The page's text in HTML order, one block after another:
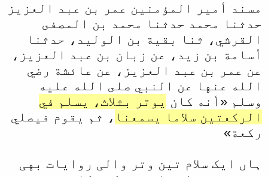
مسند أمير المؤمنين عمر بن عبد العزيز
حدثنا محمد حدثنا محمد بن المصفى
القرشي، ثنا بقية بن الوليد، حدثنا
أسامة بن زيد، عن زبان بن عبد العزيز،
عن عمر بن عبد العزيز، عن عائشة رضي
الله عنها عن النبي صلى الله عليه
وسلم «أنه كان يوتر بثلاث، يسلم في
الركعتين سلاما يسمعنا ، ثم يقوم فيصلي
ركعة»
ہاں ایک سلام تین وتر والی روایات بهی